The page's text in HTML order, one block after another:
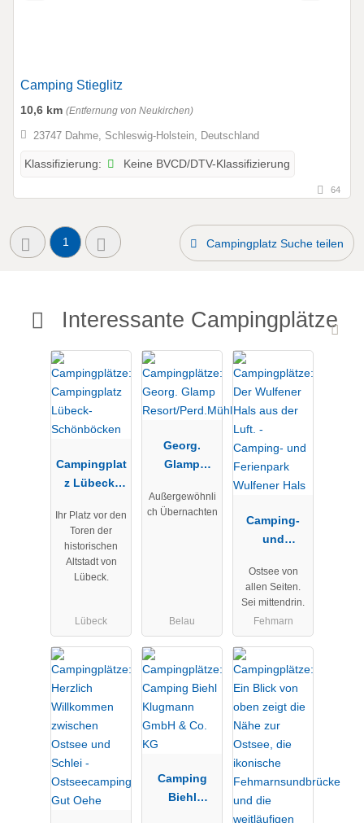
Camping Stieglitz
10,6 km (Entfernung von Neukirchen)
23747 Dahme, Schleswig-Holstein, Deutschland
Klassifizierung: Keine BVCD/DTV-Klassifizierung
64
1 Campingplatz Suche teilen
Interessante Campingplätze
Campingplat
z Lübeck-
n
Ihr Platz vor den
Toren der
historischen
Altstadt von
Lübeck.
Lübeck
Georg.
Glamp
Mühle
Außergewöhnli
ch Übernachten
Belau
Camping-
und
Wulfener
Ostsee von
allen Seiten.
Sei mittendrin.
Fehmarn
Camping
Biehl